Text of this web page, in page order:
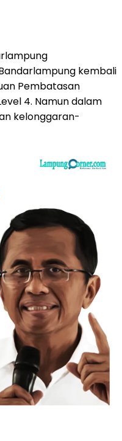
kembali
Pembatasan
4. Namun dalam
kelonggaran-